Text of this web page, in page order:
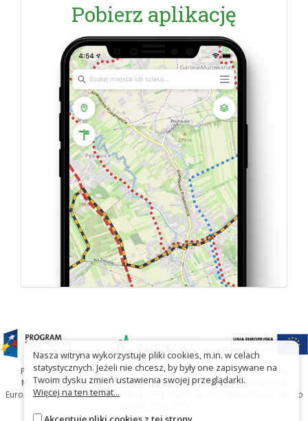
Pobierz aplikację
Projekt współfinansowany przez Urząd Marszałkowski Województwa
Małopolskiego w ramach programu Małopolska Gościnna oraz Unię
Europejską w ramach Małopolskiego Regionalnego Programu Operacyjnego
Nasza witryna wykorzystuje pliki cookies, m.in. w celach
statystycznych. Jeżeli nie chcesz, by były one zapisywane na
Twoim dysku zmień ustawienia swojej przeglądarki.
Więcej na ten temat...